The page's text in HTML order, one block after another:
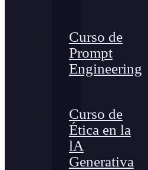
Curso de
Prompt
Engineering
Curso de
Ética en la
lA
Generativa